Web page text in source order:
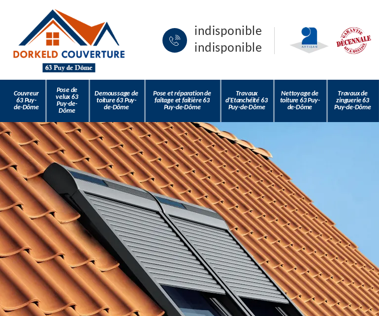
indisponible
indisponible
Couvreur
63 Puy-
de-Dôme
Pose de
velux 63
Puy-de-
Dôme
Demoussage de
toiture 63 Puy-
de-Dôme
Pose et réparation de
faîtage et faîtière 63
Puy-de-Dôme
Travaux
d'Etanchéité 63
Puy-de-Dôme
Nettoyage de
toiture 63 Puy-
de-Dôme
Travaux de
zinguerie 63
Puy-de-Dôme